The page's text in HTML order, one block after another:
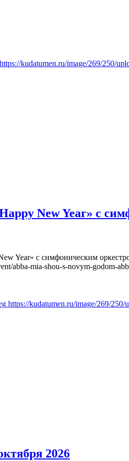
https://kudatumen.ru/image/269/250/
New Year» с
с симфоническим
abba-mia-shou-s-novym-godom-
https://kudatumen.ru/image/269/250/
2026